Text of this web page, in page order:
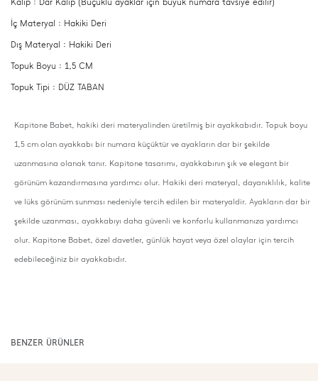
Kalıp : Dar Kalıp (Buçuklu ayaklar için büyük numara tavsiye edilir)
İç Materyal : Hakiki Deri
Dış Materyal : Hakiki Deri
Topuk Boyu : 1,5 CM
Topuk Tipi : DÜZ TABAN
Kapitone Babet, hakiki deri materyalinden üretilmiş bir ayakkabıdır. Topuk boyu
1,5 cm olan ayakkabı bir numara küçüktür ve ayakların dar bir şekilde
uzanmasına olanak tanır. Kapitone tasarımı, ayakkabının şık ve elegant bir
görünüm kazandırmasına yardımcı olur. Hakiki deri materyal, dayanıklılık, kalite
ve lüks görünüm sunması nedeniyle tercih edilen bir materyaldir. Ayakların dar bir
şekilde uzanması, ayakkabıyı daha güvenli ve konforlu kullanmanıza yardımcı
olur. Kapitone Babet, özel davetler, günlük hayat veya özel olaylar için tercih
edebileceğiniz bir ayakkabıdır.
BENZER ÜRÜNLER